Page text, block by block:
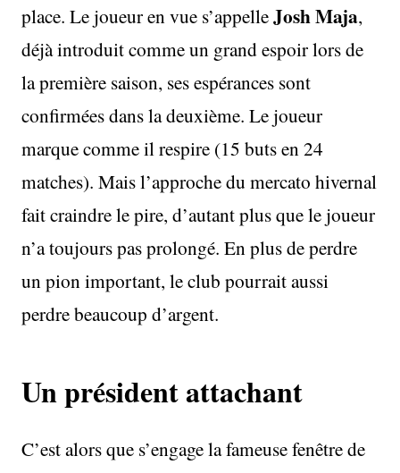
place. Le joueur en vue s’appelleJosh Maja,
déjà introduit comme un grand espoir lors de
la première saison, ses espérances sont
confirmées dans la deuxième. Le joueur
marque comme il respire (15 buts en 24
matches). Mais l’approche du mercato hivernal
fait craindre le pire, d’autant plus que le joueur
n’a toujours pas prolongé. En plus de perdre
un pion important, le club pourrait aussi
perdre beaucoup d’argent.
Un président attachant
C’est alors que s’engage la fameuse fenêtre de